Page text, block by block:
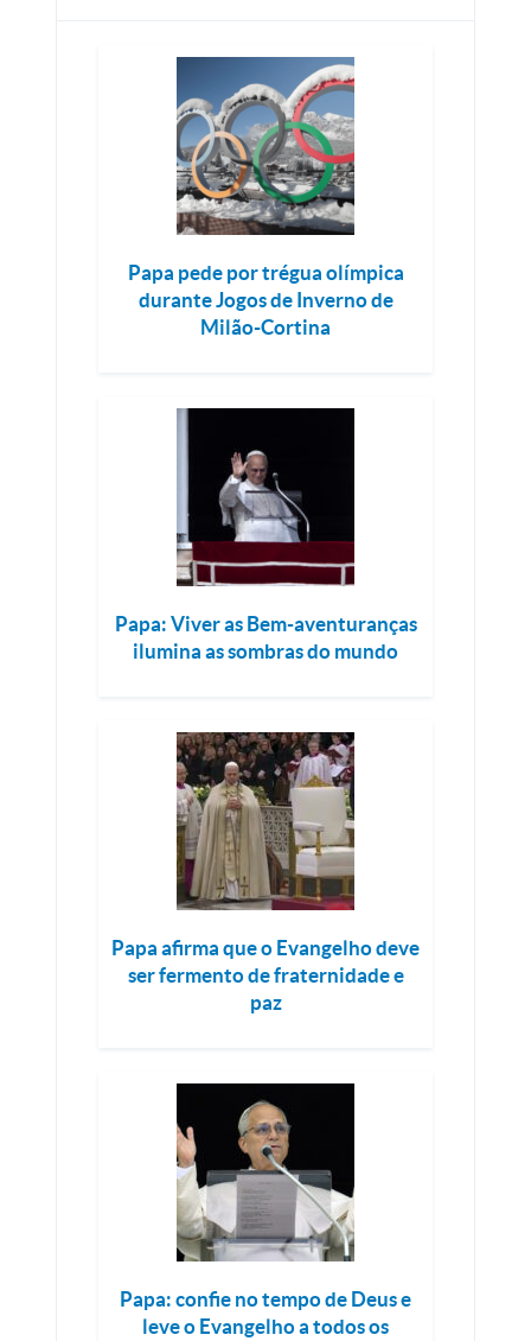
Papa pede por trégua olímpica
durante Jogos de Inverno de
Milão-Cortina
Papa: Viver as Bem-aventuranças
ilumina as sombras do mundo
Papa afirma que o Evangelho deve
ser fermento de fraternidade e
paz
Papa: confie no tempo de Deus e
leve o Evangelho a todos os